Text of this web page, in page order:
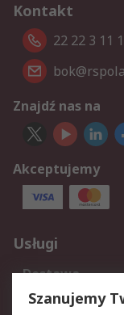
Kontakt
22 22 3 11
Znajdź nas na
Akceptujemy
Usługi
Dostawa
Reklamacje i
Szanujemy